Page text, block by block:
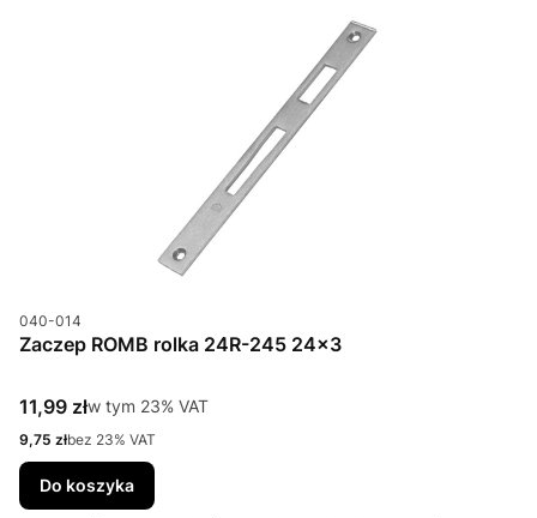
Kod produktu
040-014
Zaczep ROMB rolka 24R-245 24x3
Cena brutto
11,99 złw tym %s VAT
w tym 23% VAT
Cena netto
9,75 złbez 23% VAT
Do koszyka